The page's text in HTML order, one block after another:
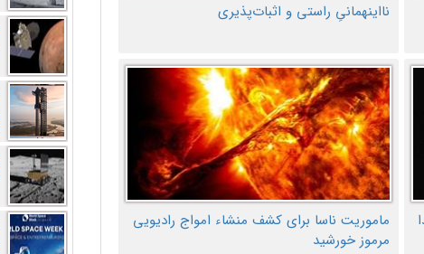
نااینهمانیِ راستی و اثبات‌پذیری
ماموریت ناسا برای کشف منشاء امواج رادیویی
مرموز خورشید